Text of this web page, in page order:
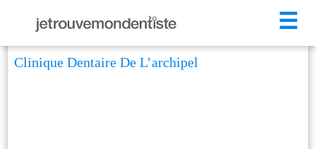
☰
Clinique Dentaire De L’archipel